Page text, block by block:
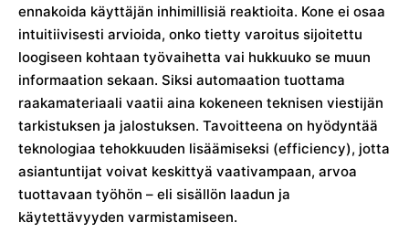
ennakoida käyttäjän inhimillisiä reaktioita. Kone ei osaa
intuitiivisesti arvioida, onko tietty varoitus sijoitettu
loogiseen kohtaan työvaihetta vai hukkuuko se muun
informaation sekaan. Siksi automaation tuottama
raakamateriaali vaatii aina kokeneen teknisen viestijän
tarkistuksen ja jalostuksen. Tavoitteena on hyödyntää
teknologiaa tehokkuuden lisäämiseksi (efficiency), jotta
asiantuntijat voivat keskittyä vaativampaan, arvoa
tuottavaan työhön – eli sisällön laadun ja
käytettävyyden varmistamiseen.